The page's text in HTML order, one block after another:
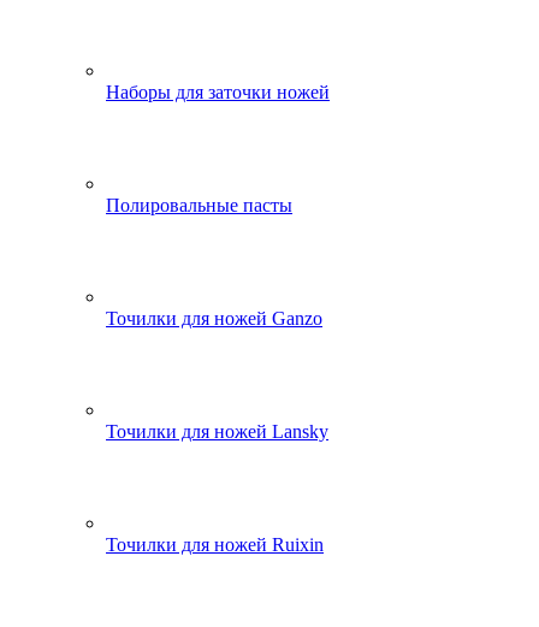
Наборы для заточки ножей
Полировальные пасты
Точилки для ножей Ganzo
Точилки для ножей Lansky
Точилки для ножей Ruixin